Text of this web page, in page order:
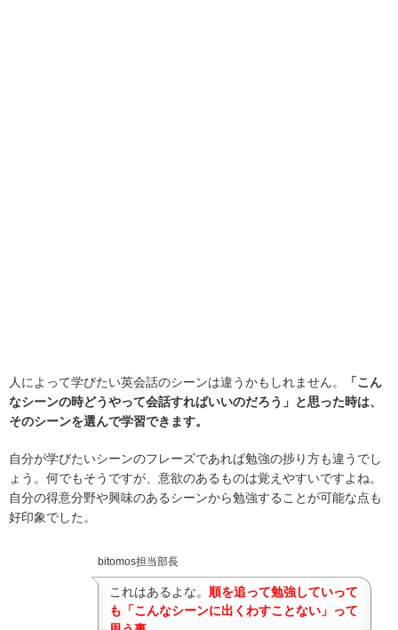
人によって学びたい英会話のシーンは違うかもしれません。
「こん
なシーンの時どうやって会話すればいいのだろう」と思った時は、
そのシーンを選んで学習できます。
自分が学びたいシーンのフレーズであれば勉強の捗り方も違うでし
ょう。何でもそうですが、意欲のあるものは覚えやすいですよね。
自分の得意分野や興味のあるシーンから勉強することが可能な点も
好印象でした。
bitomos担当部長
これはあるよな。 順を追って勉強していって
も「こんなシーンに出くわすことない」って